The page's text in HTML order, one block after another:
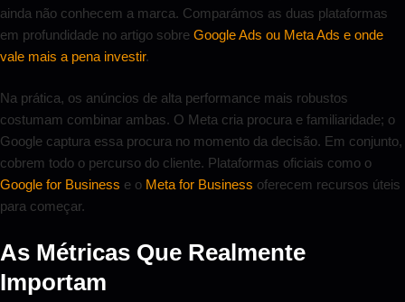
ainda não conhecem a marca. Comparámos as duas plataformas
em profundidade no artigo sobre Google Ads ou Meta Ads e onde
vale mais a pena investir.
Na prática, os anúncios de alta performance mais robustos
costumam combinar ambas. O Meta cria procura e familiaridade; o
Google captura essa procura no momento da decisão. Em conjunto,
cobrem todo o percurso do cliente. Plataformas oficiais como o
Google for Business e o Meta for Business oferecem recursos úteis
para começar.
As Métricas Que Realmente
Importam